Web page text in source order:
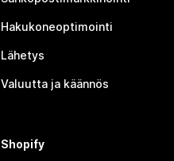
Hakukoneoptimointi
Lähetys
Valuutta ja käännös
Shopify